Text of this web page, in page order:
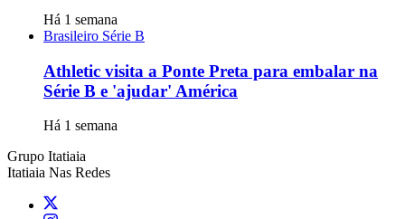
Há 1 semana
Brasileiro Série B
Athletic visita a Ponte Preta para embalar na
Série B e 'ajudar' América
Há 1 semana
Grupo Itatiaia
Itatiaia Nas Redes